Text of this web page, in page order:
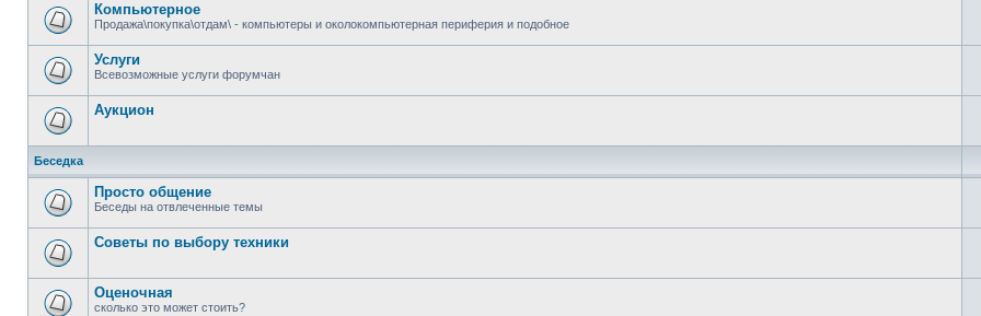
Компьютерное
Продажа\покупка\отдам\ - компьютеры и околокомпьютерная периферия и подобное
Услуги
Всевозможные услуги форумчан
Аукцион
Беседка
Просто общение
Беседы на отвлеченные темы
Советы по выбору техники
Оценочная
сколько это может стоить?